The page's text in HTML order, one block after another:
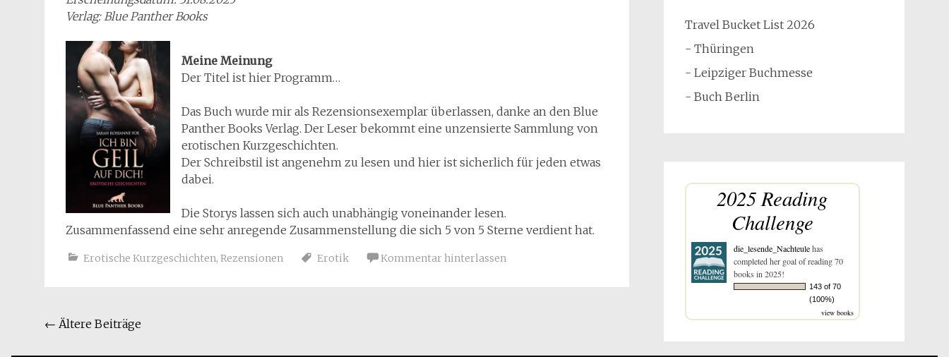
Verlag: Blue Panther Books
Meine Meinung
Der Titel ist hier Programm…
Das Buch wurde mir als Rezensionsexemplar überlassen, danke an den Blue
Panther Books Verlag. Der Leser bekommt eine unzensierte Sammlung von
erotischen Kurzgeschichten.
Der Schreibstil ist angenehm zu lesen und hier ist sicherlich für jeden etwas
dabei.
Die Storys lassen sich auch unabhängig voneinander lesen.
Zusammenfassend eine sehr anregende Zusammenstellung die sich 5 von 5 Sterne verdient hat.
Erotische Kurzgeschichten, Rezensionen Erotik Kommentar hinterlassen
Beitragsnavigation
← Ältere Beiträge
Travel Bucket List 2026
- Thüringen
- Leipziger Buchmesse
- Buch Berlin
2025 Reading
Challenge
die_lesende_Nachteulehas
completed her goal of reading 70
books in 2025!
143 of 70
(100%)
view books